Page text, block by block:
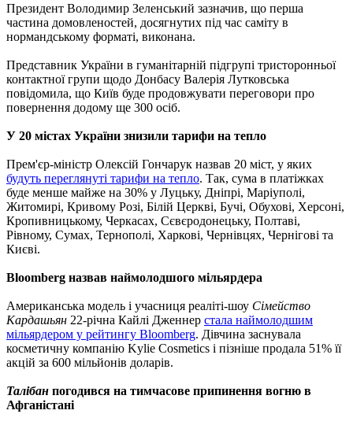
Президент Володимир Зеленський зазначив, що перша
частина домовленостей, досягнутих під час саміту в
нормандському форматі, виконана.
Представник України в гуманітарній підгрупі тристоронньої
контактної групи щодо Донбасу Валерія Лутковська
повідомила, що Київ буде продовжувати переговори про
повернення додому ще 300 осіб.
У 20 містах України знизили тарифи на тепло
Прем'єр-міністр Олексій Гончарук назвав 20 міст, у яких
будуть переглянуті тарифи на тепло. Так, сума в платіжках
буде менше майже на 30% у Луцьку, Дніпрі, Маріуполі,
Житомирі, Кривому Розі, Білій Церкві, Бучі, Обухові, Херсоні,
Кропивницькому, Черкасах, Сєвєродонецьку, Полтаві,
Рівному, Сумах, Тернополі, Харкові, Чернівцях, Чернігові та
Києві.
Bloomberg назвав наймолодшого мільярдера
Американська модель і учасниця реаліті-шоу Сімейство
Кардашьян 22-річна Кайлі Дженнер стала наймолодшим
мільярдером у рейтингу Bloomberg. Дівчина заснувала
косметичну компанію Kylie Cosmetics і пізніше продала 51% її
акцій за 600 мільйонів доларів.
Талібан погодився на тимчасове припинення вогню в
Афганістані